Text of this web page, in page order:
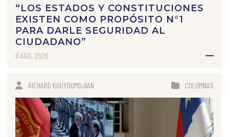
“LOS ESTADOS Y CONSTITUCIONES
EXISTEN COMO PROPÓSITO N°1
PARA DARLE SEGURIDAD AL
CIUDADANO”
6 AGO, 2026
RICHARD KOUYOUMDJIAN COLUMNAS